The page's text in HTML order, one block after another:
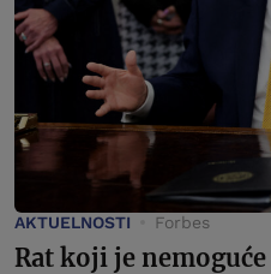
AKTUELNOSTI Forbes
Rat koji je